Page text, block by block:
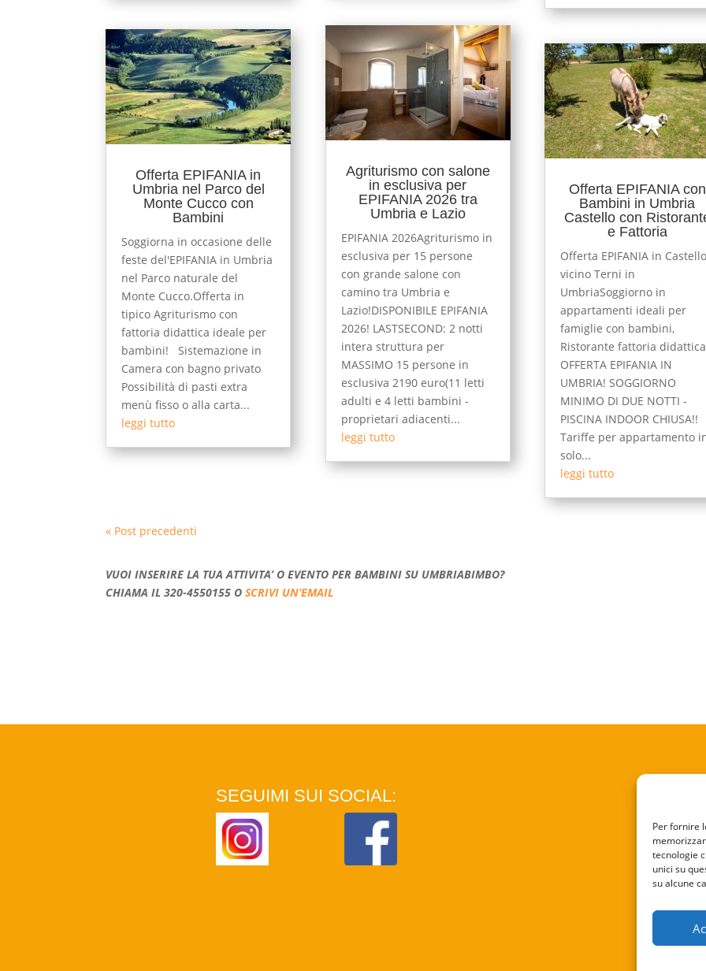
Per fornire
tecnologie
unici su
su alcune
Offerta EPIFANIA in
Umbria nel Parco del
Monte Cucco con
Bambini
Soggiorna in occasione delle
feste del'EPIFANIA in Umbria
nel Parco naturale del
Monte Cucco.Offerta in
tipico Agriturismo con
fattoria didattica ideale per
bambini! Sistemazione in
Camera con bagno privato
Possibilità di pasti extra
menù fisso o alla carta...
leggi tutto
Agriturismo con salone
in esclusiva per
EPIFANIA 2026 tra
Umbria e Lazio
EPIFANIA 2026Agriturismo in
esclusiva per 15 persone
con grande salone con
camino tra Umbria e
Lazio!DISPONIBILE EPIFANIA
2026! LASTSECOND: 2 notti
intera struttura per
MASSIMO 15 persone in
esclusiva 2190 euro(11 letti
adulti e 4 letti bambini -
proprietari adiacenti...
leggi tutto
Offerta EPIFANIA con
Bambini in Umbria
Castello con
e Fattoria
Offerta EPIFANIA in
vicino Terni in
UmbriaSoggiorno in
appartamenti ideali per
famiglie con bambini,
Ristorante fattoria didattica
OFFERTA EPIFANIA IN
UMBRIA! SOGGIORNO
MINIMO DI DUE NOTTI -
PISCINA INDOOR CHIUSA!!
Tariffe per appartamento
solo...
leggi tutto
« Post precedenti
VUOI INSERIRE LA TUA ATTIVITA’ O EVENTO PER BAMBINI SU UMBRIABIMBO?
CHIAMA IL 320-4550155 OSCRIVI UN’EMAIL
SEGUIMI SUI SOCIAL: